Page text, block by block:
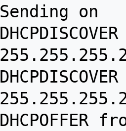
Sending on
DHCPOFFER